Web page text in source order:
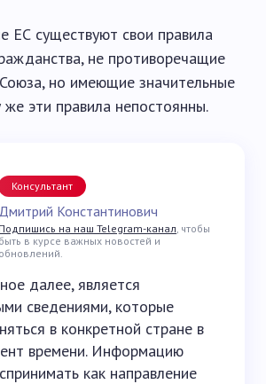
ЕС существуют свои правила
не противоречащие
но имеющие значительные
эти правила непостоянны.
Консультант
Дмитрий Константинович
Подпишись на наш Telegram-канал, чтобы
быть в курсе важных новостей и
обновлений.
далее, является
сведениями, которые
в конкретной стране в
времени. Информацию
как направление